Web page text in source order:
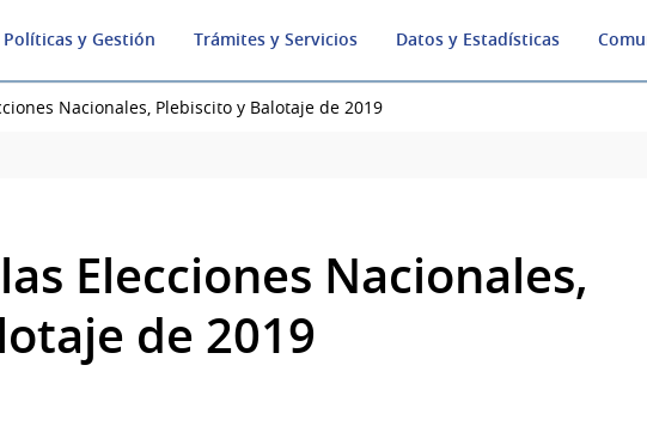
Políticas y Gestión Trámites y Servicios Datos y Estadísticas
Nacionales, Plebiscito y Balotaje de 2019
Elecciones Nacionales,
de 2019